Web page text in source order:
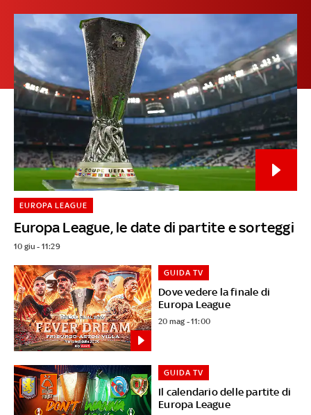
Europa League, le date di partite e sorteggi
EUROPA LEAGUE
10 giu - 11:29
Dove vedere la finale di
Europa League
GUIDA TV
20 mag - 11:00
Il calendario delle partite di
Europa League
GUIDA TV